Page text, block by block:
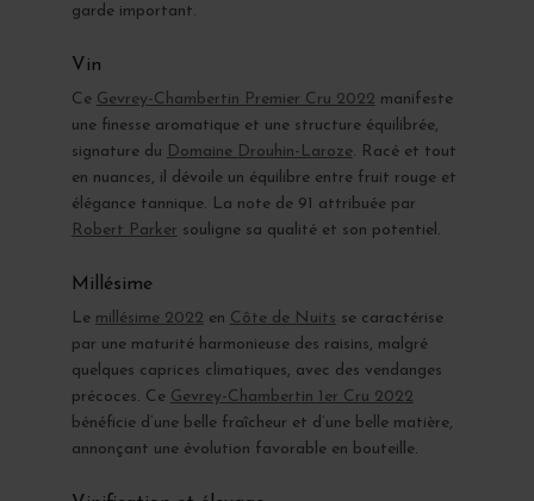
garde important.
Vin
Ce Gevrey-Chambertin Premier Cru 2022 manifeste
une finesse aromatique et une structure équilibrée,
signature du Domaine Drouhin-Laroze. Racé et tout
en nuances, il dévoile un équilibre entre fruit rouge et
élégance tannique. La note de 91 attribuée par
Robert Parker souligne sa qualité et son potentiel.
Millésime
Le millésime 2022 en Côte de Nuits se caractérise
par une maturité harmonieuse des raisins, malgré
quelques caprices climatiques, avec des vendanges
précoces. Ce Gevrey-Chambertin 1er Cru 2022
bénéficie d’une belle fraîcheur et d’une belle matière,
annonçant une évolution favorable en bouteille.